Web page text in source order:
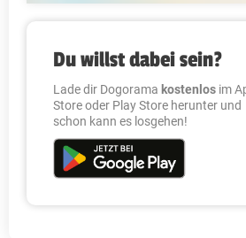
Du willst dabei sein?
Lade dir Dogorama kostenlos im
Store oder Play Store herunter und
schon kann es losgehen!